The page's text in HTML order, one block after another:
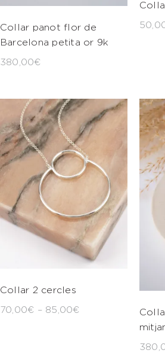
Collar panot flor de
Barcelona petita or 9k
380,00€
Collar 2 cercles
70,00€ – 85,00€